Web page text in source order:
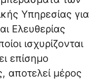
Υπηρεσίας για
Ελευθερίας
ισχυρίζονται
επίσημο
αποτελεί μέρος